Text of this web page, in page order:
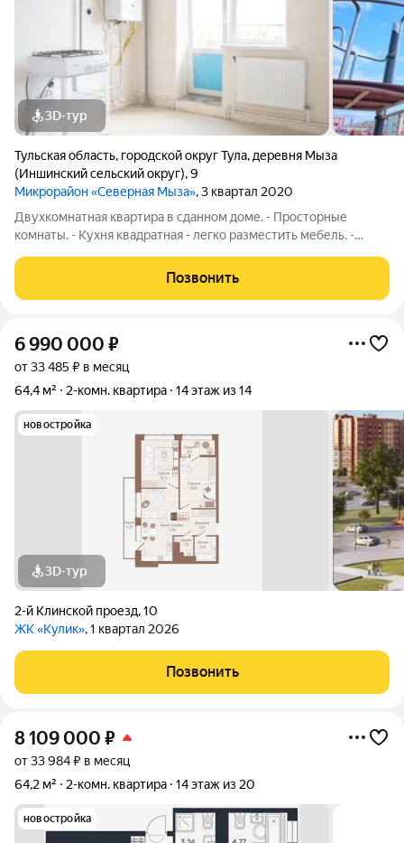
3D-тур
Тульская область, городской округ Тула, деревня Мыза
(Иншинский сельский округ),9
Микрорайон «Северная Мыза», 3 квартал 2020
Двухкомнатная квартира в сданном доме. - Просторные
комнаты. - Кухня квадратная - легко разместить мебель. -
шкафов. - Небольшой балкончик. - Отделка White Box - все
грязные работы выполнены за
Позвонить
6 990 000 ₽
от 33 485 ₽ в месяц
64,4 м²
2-комн. квартира 14 этаж из 14
новостройка
3D-тур
2-й Клинской проезд,10
ЖК «Кулик», 1 квартал 2026
Позвонить
8 109 000 ₽
от 33 984 ₽ в месяц
64,2 м²
2-комн. квартира 14 этаж из 20
новостройка